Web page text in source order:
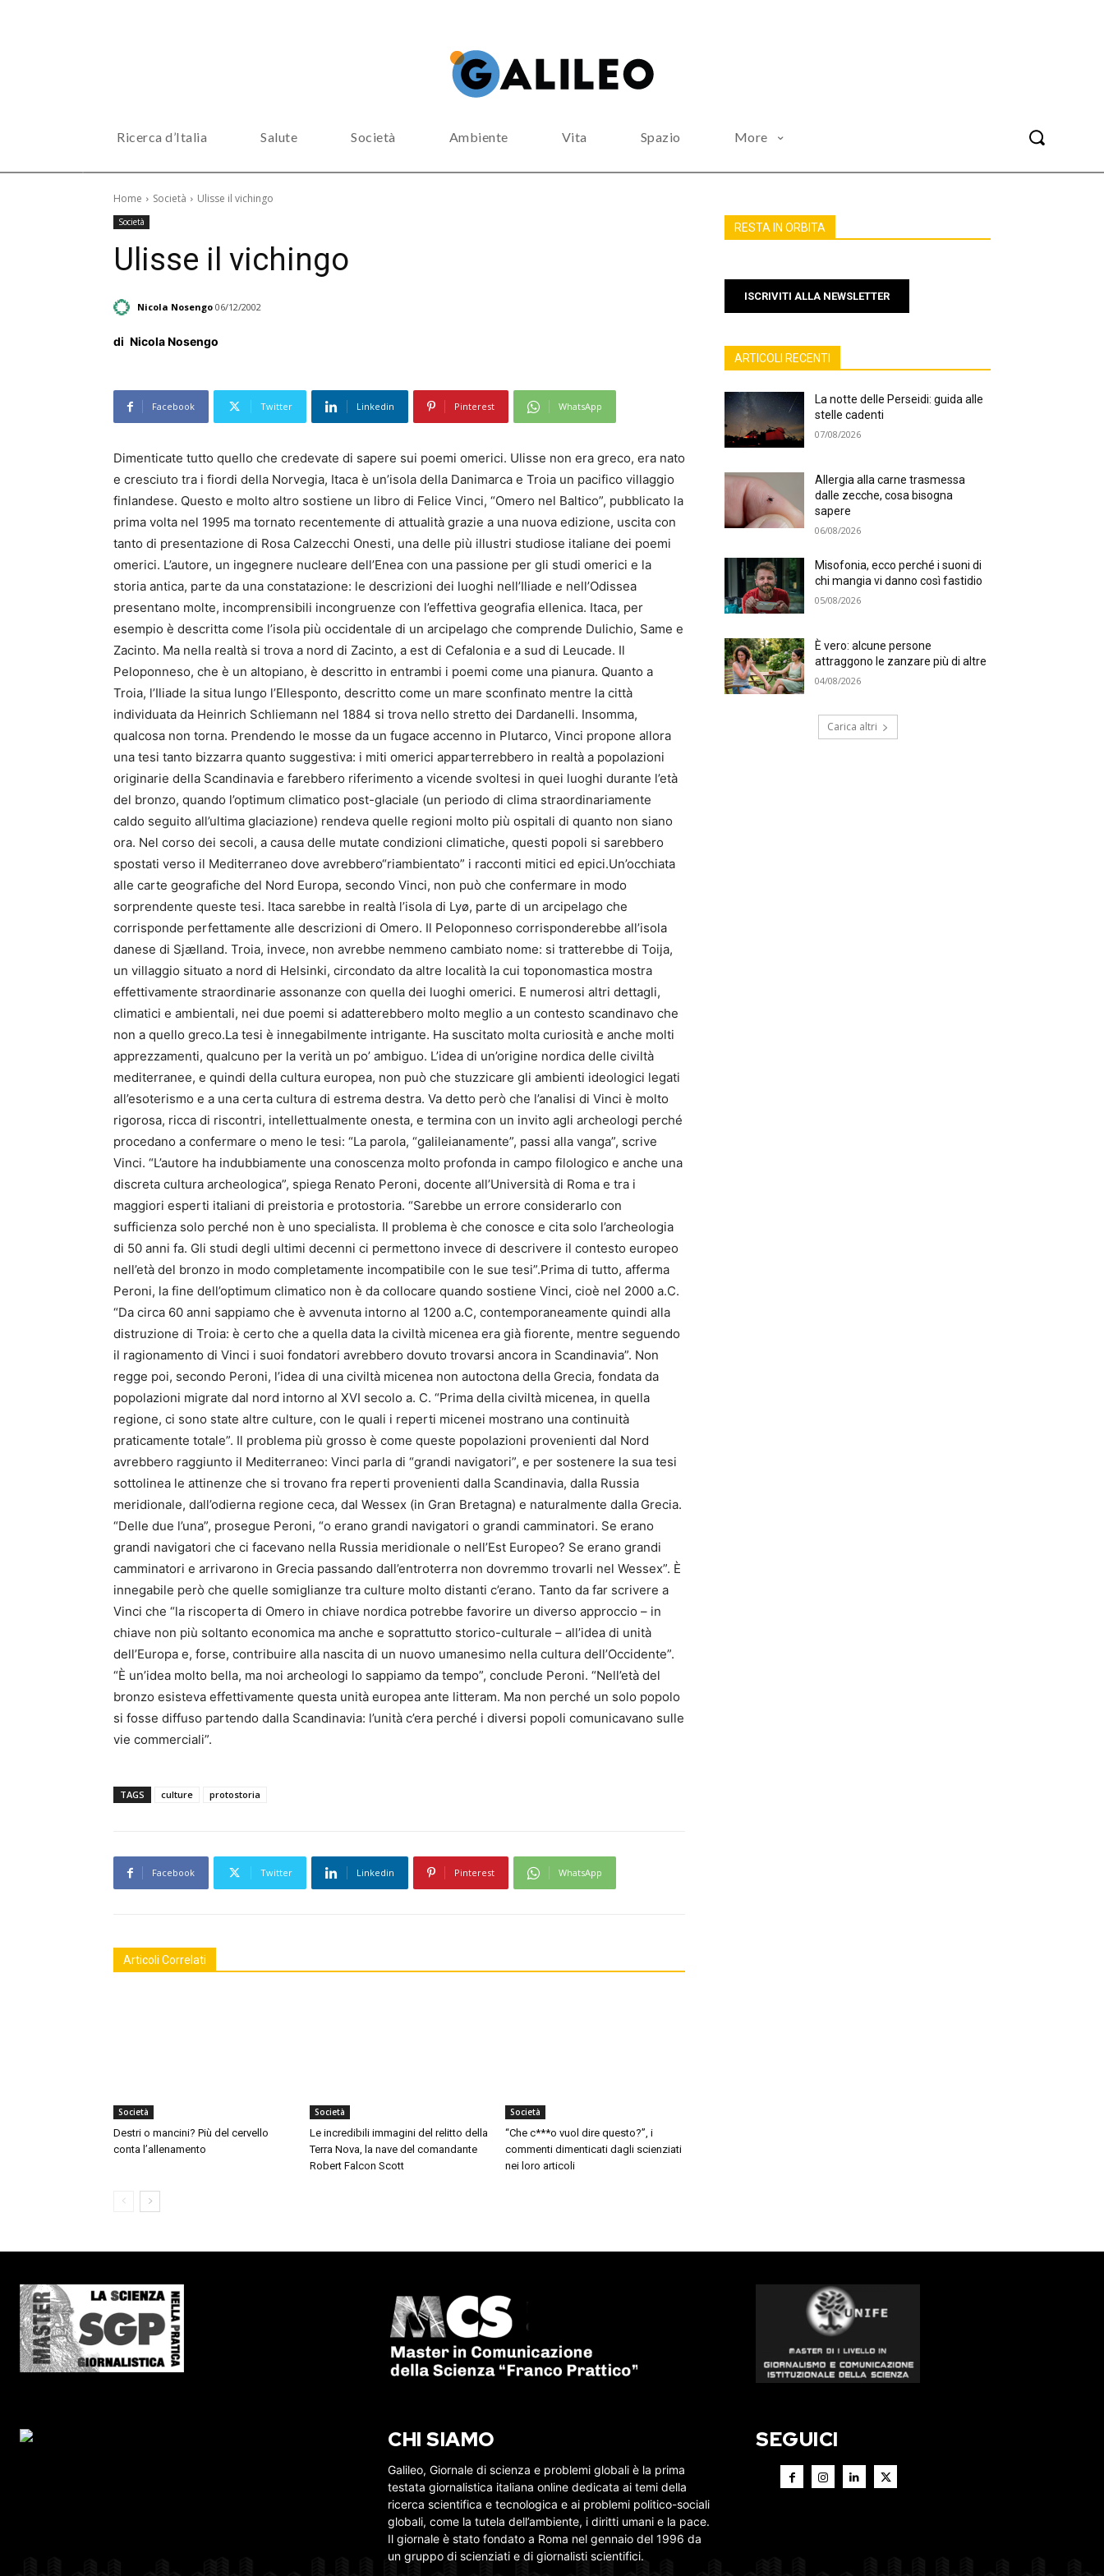
Ricerca d’Italia Salute Società Ambiente Vita Spazio More
Home Società Ulisse il vichingo
Società
Ulisse il vichingo
Nicola Nosengo 06/12/2002
di Nicola Nosengo
Facebook Twitter Linkedin Pinterest WhatsApp
Dimenticate tutto quello che credevate di sapere sui poemi omerici. Ulisse non era greco, era nato
e cresciuto tra i fiordi della Norvegia, Itaca è un’isola della Danimarca e Troia un pacifico villaggio
finlandese. Questo e molto altro sostiene un libro di Felice Vinci, “Omero nel Baltico”, pubblicato la
prima volta nel 1995 ma tornato recentemente di attualità grazie a una nuova edizione, uscita con
tanto di presentazione di Rosa Calzecchi Onesti, una delle più illustri studiose italiane dei poemi
omerici. L’autore, un ingegnere nucleare dell’Enea con una passione per gli studi omerici e la
storia antica, parte da una constatazione: le descrizioni dei luoghi nell’Iliade e nell’Odissea
presentano molte, incomprensibili incongruenze con l’effettiva geografia ellenica. Itaca, per
esempio è descritta come l’isola più occidentale di un arcipelago che comprende Dulichio, Same e
Zacinto. Ma nella realtà si trova a nord di Zacinto, a est di Cefalonia e a sud di Leucade. Il
Peloponneso, che è un altopiano, è descritto in entrambi i poemi come una pianura. Quanto a
Troia, l’Iliade la situa lungo l’Ellesponto, descritto come un mare sconfinato mentre la città
individuata da Heinrich Schliemann nel 1884 si trova nello stretto dei Dardanelli. Insomma,
qualcosa non torna. Prendendo le mosse da un fugace accenno in Plutarco, Vinci propone allora
una tesi tanto bizzarra quanto suggestiva: i miti omerici apparterrebbero in realtà a popolazioni
originarie della Scandinavia e farebbero riferimento a vicende svoltesi in quei luoghi durante l’età
del bronzo, quando l’optimum climatico post-glaciale (un periodo di clima straordinariamente
caldo seguito all’ultima glaciazione) rendeva quelle regioni molto più ospitali di quanto non siano
ora. Nel corso dei secoli, a causa delle mutate condizioni climatiche, questi popoli si sarebbero
spostati verso il Mediterraneo dove avrebbero“riambientato” i racconti mitici ed epici.Un’occhiata
alle carte geografiche del Nord Europa, secondo Vinci, non può che confermare in modo
sorprendente queste tesi. Itaca sarebbe in realtà l’isola di Lyø, parte di un arcipelago che
corrisponde perfettamente alle descrizioni di Omero. Il Peloponneso corrisponderebbe all’isola
danese di Sjælland. Troia, invece, non avrebbe nemmeno cambiato nome: si tratterebbe di Toija,
un villaggio situato a nord di Helsinki, circondato da altre località la cui toponomastica mostra
effettivamente straordinarie assonanze con quella dei luoghi omerici. E numerosi altri dettagli,
climatici e ambientali, nei due poemi si adatterebbero molto meglio a un contesto scandinavo che
non a quello greco.La tesi è innegabilmente intrigante. Ha suscitato molta curiosità e anche molti
apprezzamenti, qualcuno per la verità un po’ ambiguo. L’idea di un’origine nordica delle civiltà
mediterranee, e quindi della cultura europea, non può che stuzzicare gli ambienti ideologici legati
all’esoterismo e a una certa cultura di estrema destra. Va detto però che l’analisi di Vinci è molto
rigorosa, ricca di riscontri, intellettualmente onesta, e termina con un invito agli archeologi perché
procedano a confermare o meno le tesi: “La parola, “galileianamente”, passi alla vanga”, scrive
Vinci. “L’autore ha indubbiamente una conoscenza molto profonda in campo filologico e anche una
discreta cultura archeologica”, spiega Renato Peroni, docente all’Università di Roma e tra i
maggiori esperti italiani di preistoria e protostoria. “Sarebbe un errore considerarlo con
sufficienza solo perché non è uno specialista. Il problema è che conosce e cita solo l’archeologia
di 50 anni fa. Gli studi degli ultimi decenni ci permettono invece di descrivere il contesto europeo
nell’età del bronzo in modo completamente incompatibile con le sue tesi”.Prima di tutto, afferma
Peroni, la fine dell’optimum climatico non è da collocare quando sostiene Vinci, cioè nel 2000 a.C.
“Da circa 60 anni sappiamo che è avvenuta intorno al 1200 a.C, contemporaneamente quindi alla
distruzione di Troia: è certo che a quella data la civiltà micenea era già fiorente, mentre seguendo
il ragionamento di Vinci i suoi fondatori avrebbero dovuto trovarsi ancora in Scandinavia”. Non
regge poi, secondo Peroni, l’idea di una civiltà micenea non autoctona della Grecia, fondata da
popolazioni migrate dal nord intorno al XVI secolo a. C. “Prima della civiltà micenea, in quella
regione, ci sono state altre culture, con le quali i reperti micenei mostrano una continuità
praticamente totale”. Il problema più grosso è come queste popolazioni provenienti dal Nord
avrebbero raggiunto il Mediterraneo: Vinci parla di “grandi navigatori”, e per sostenere la sua tesi
sottolinea le attinenze che si trovano fra reperti provenienti dalla Scandinavia, dalla Russia
meridionale, dall’odierna regione ceca, dal Wessex (in Gran Bretagna) e naturalmente dalla Grecia.
“Delle due l’una”, prosegue Peroni, “o erano grandi navigatori o grandi camminatori. Se erano
grandi navigatori che ci facevano nella Russia meridionale o nell’Est Europeo? Se erano grandi
camminatori e arrivarono in Grecia passando dall’entroterra non dovremmo trovarli nel Wessex”. È
innegabile però che quelle somiglianze tra culture molto distanti c’erano. Tanto da far scrivere a
Vinci che “la riscoperta di Omero in chiave nordica potrebbe favorire un diverso approccio – in
chiave non più soltanto economica ma anche e soprattutto storico-culturale – all’idea di unità
dell’Europa e, forse, contribuire alla nascita di un nuovo umanesimo nella cultura dell’Occidente”.
“È un’idea molto bella, ma noi archeologi lo sappiamo da tempo”, conclude Peroni. “Nell’età del
bronzo esisteva effettivamente questa unità europea ante litteram. Ma non perché un solo popolo
si fosse diffuso partendo dalla Scandinavia: l’unità c’era perché i diversi popoli comunicavano sulle
vie commerciali”.
TAGS culture protostoria
Facebook Twitter Linkedin Pinterest WhatsApp
Articoli Correlati
Società
Destri o mancini? Più del cervello
conta l’allenamento
Società
Le incredibili immagini del relitto della
Terra Nova, la nave del comandante
Robert Falcon Scott
Società
“Che c***o vuol dire questo?”, i
commenti dimenticati dagli scienziati
nei loro articoli
RESTA IN ORBITA
ISCRIVITI ALLA NEWSLETTER
ARTICOLI RECENTI
La notte delle Perseidi: guida alle
stelle cadenti
07/08/2026
Allergia alla carne trasmessa
dalle zecche, cosa bisogna
sapere
06/08/2026
Misofonia, ecco perché i suoni di
chi mangia vi danno così fastidio
05/08/2026
È vero: alcune persone
attraggono le zanzare più di altre
04/08/2026
Carica altri
CHI SIAMO
Galileo, Giornale di scienza e problemi globali è la prima
testata giornalistica italiana online dedicata ai temi della
ricerca scientifica e tecnologica e ai problemi politico-sociali
globali, come la tutela dell’ambiente, i diritti umani e la pace.
Il giornale è stato fondato a Roma nel gennaio del 1996 da
un gruppo di scienziati e di giornalisti scientifici.
SEGUICI